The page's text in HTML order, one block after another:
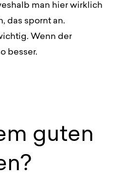
man hier wirklich
das spornt an.
Wenn der
besser.
guten